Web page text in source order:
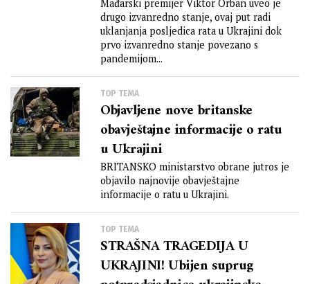
Mađarski premijer Viktor Orban uveo je
drugo izvanredno stanje, ovaj put radi
uklanjanja posljedica rata u Ukrajini dok
prvo izvanredno stanje povezano s
pandemijom...
TOP TEMA
Objavljene nove britanske
obavještajne informacije o ratu
u Ukrajini
BRITANSKO ministarstvo obrane jutros je
objavilo najnovije obavještajne
informacije o ratu u Ukrajini.
TOP TEMA
STRAŠNA TRAGEDIJA U
UKRAJINI! Ubijen suprug